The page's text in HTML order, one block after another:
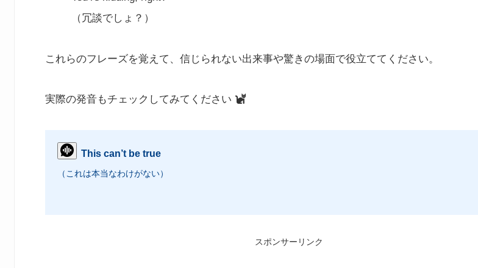
（冗談でしょ？）
これらのフレーズを覚えて、信じられない出来事や驚きの場面で役立ててください。
実際の発音もチェックしてみてください
This can’t be true
（これは本当なわけがない）
スポンサーリンク